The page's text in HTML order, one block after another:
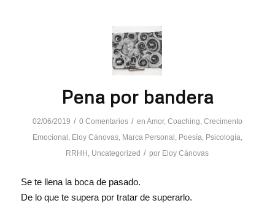
Pena por bandera
02/06/2019 / 0 Comentarios / en Amor, Coaching, Crecimento
Emocional , Eloy Cánovas, Marca Personal , Poesía, Psicología,
RRHH , Uncategorized / por Eloy Cánovas
Se te llena la boca de pasado.
De lo que te supera por tratar de superarlo.